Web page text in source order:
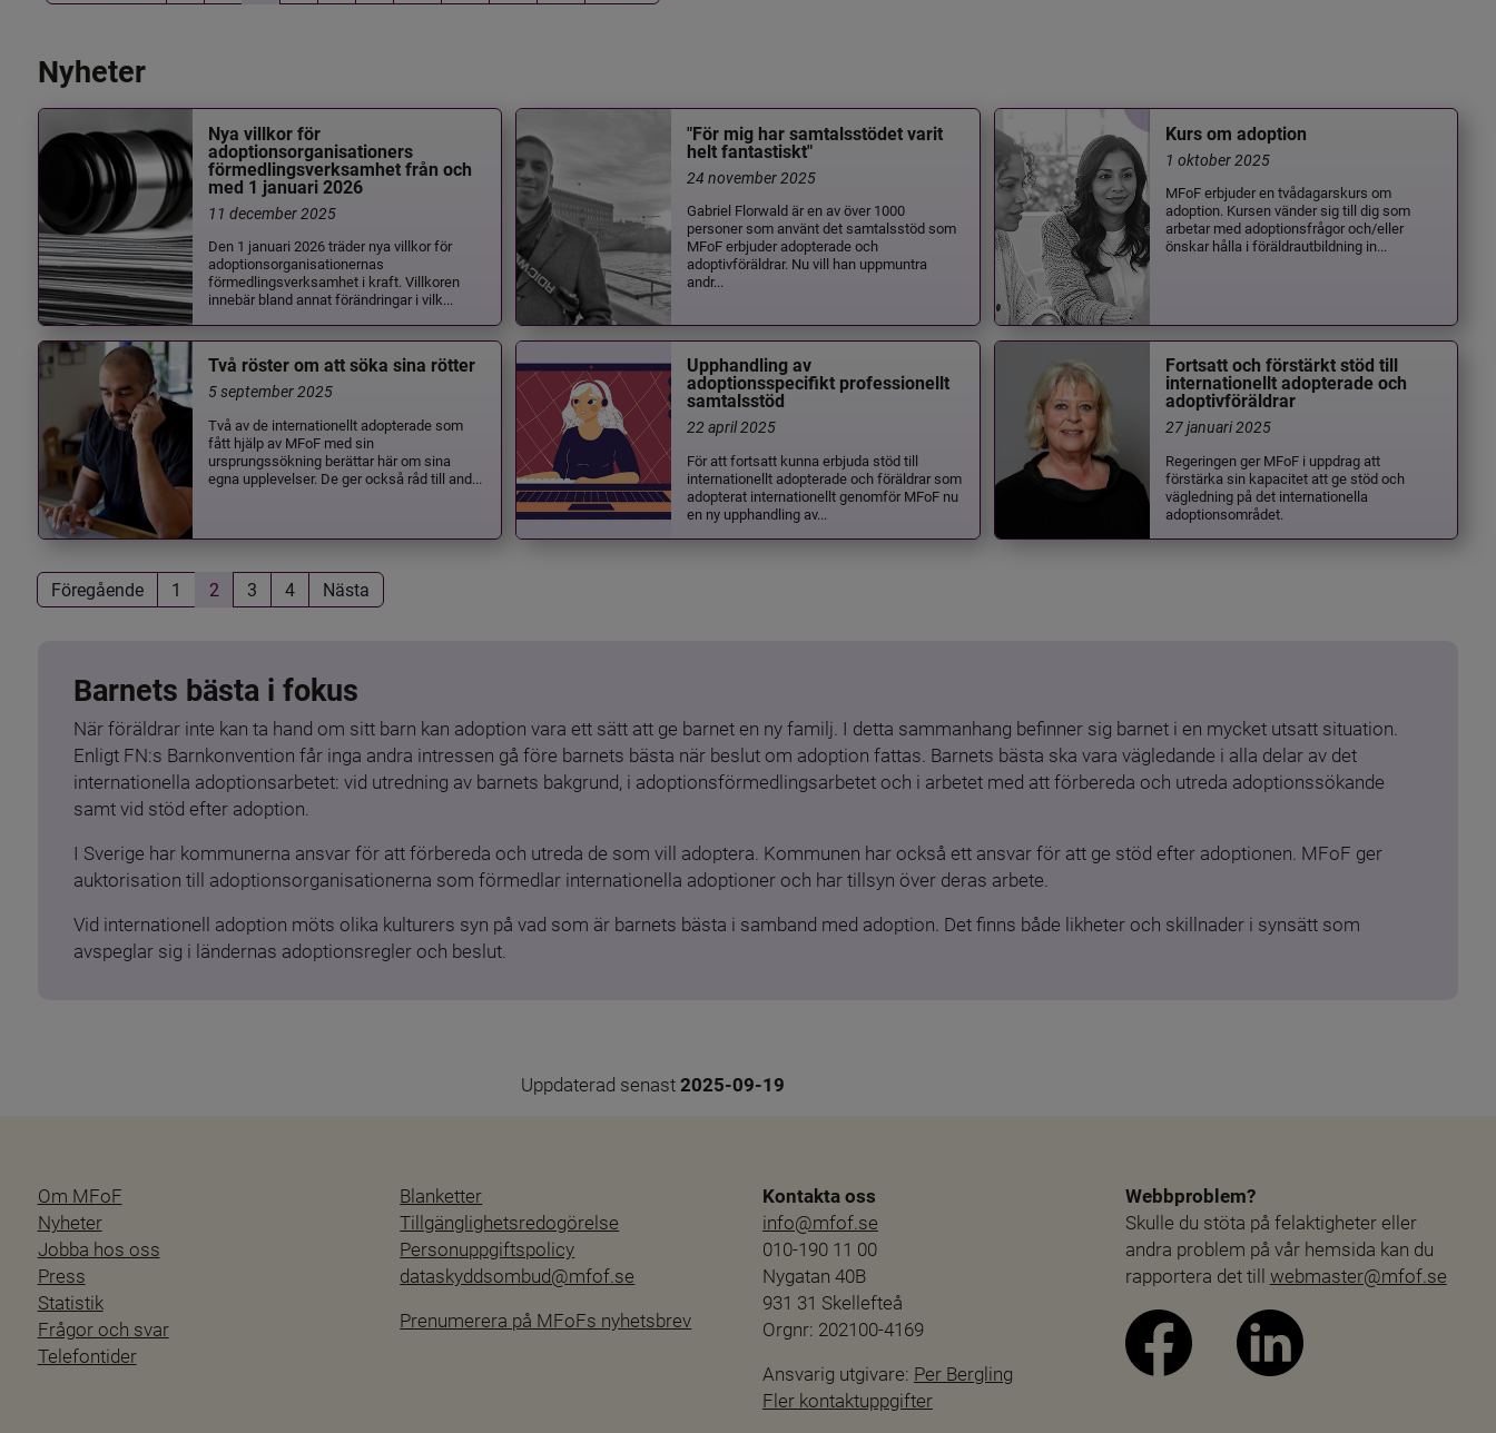
Nyheter
Nya villkor för
adoptionsorganisationers
förmedlingsverksamhet från och
med 1 januari 2026
11 december 2025
Den 1 januari 2026 träder nya villkor för
adoptionsorganisationernas
förmedlingsverksamhet i kraft. Villkoren
innebär bland annat förändringar i vilk...
"För mig har samtalsstödet varit
helt fantastiskt"
24 november 2025
Gabriel Florwald är en av över 1000
personer som använt det samtalsstöd som
MFoF erbjuder adopterade och
adoptivföräldrar. Nu vill han uppmuntra
andr...
Kurs om adoption
1 oktober 2025
MFoF erbjuder en tvådagarskurs om
adoption. Kursen vänder sig till dig som
arbetar med adoptionsfrågor och/eller
önskar hålla i föräldrautbildning in...
Två röster om att söka sina rötter
5 september 2025
Två av de internationellt adopterade som
fått hjälp av MFoF med sin
ursprungssökning berättar här om sina
egna upplevelser. De ger också råd till and...
Upphandling av
adoptionsspecifikt professionellt
samtalsstöd
22 april 2025
För att fortsatt kunna erbjuda stöd till
internationellt adopterade och föräldrar som
adopterat internationellt genomför MFoF nu
en ny upphandling av...
Fortsatt och förstärkt stöd till
internationellt adopterade och
adoptivföräldrar
27 januari 2025
Regeringen ger MFoF i uppdrag att
förstärka sin kapacitet att ge stöd och
vägledning på det internationella
adoptionsområdet.
Föregående 1 2 3 4 Nästa
Barnets bästa i fokus
När föräldrar inte kan ta hand om sitt barn kan adoption vara ett sätt att ge barnet en ny familj. I detta sammanhang befinner sig barnet i en mycket utsatt situation.
Enligt FN:s Barnkonvention får inga andra intressen gå före barnets bästa när beslut om adoption fattas. Barnets bästa ska vara vägledande i alla delar av det
internationella adoptionsarbetet: vid utredning av barnets bakgrund, i adoptionsförmedlingsarbetet och i arbetet med att förbereda och utreda adoptionssökande
samt vid stöd efter adoption.
I Sverige har kommunerna ansvar för att förbereda och utreda de som vill adoptera. Kommunen har också ett ansvar för att ge stöd efter adoptionen. MFoF ger
auktorisation till adoptionsorganisationerna som förmedlar internationella adoptioner och har tillsyn över deras arbete.
Vid internationell adoption möts olika kulturers syn på vad som är barnets bästa i samband med adoption. Det finns både likheter och skillnader i synsätt som
avspeglar sig i ländernas adoptionsregler och beslut.
Uppdaterad senast 2025-09-19
Om MFoF
Nyheter
Jobba hos oss
Press
Statistik
Frågor och svar
Telefontider
Blanketter
Tillgänglighetsredogörelse
Personuppgiftspolicy
dataskyddsombud@mfof.se
Prenumerera på MFoFs nyhetsbrev
Kontakta oss
info@mfof.se
010-190 11 00
Nygatan 40B
931 31 Skellefteå
Orgnr: 202100-4169
Ansvarig utgivare: Per Bergling
Fler kontaktuppgifter
Webbproblem?
Skulle du stöta på felaktigheter eller
andra problem på vår hemsida kan du
rapportera det till webmaster@mfof.se